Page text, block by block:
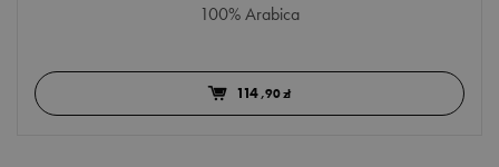
100% Arabica
114,90 zł